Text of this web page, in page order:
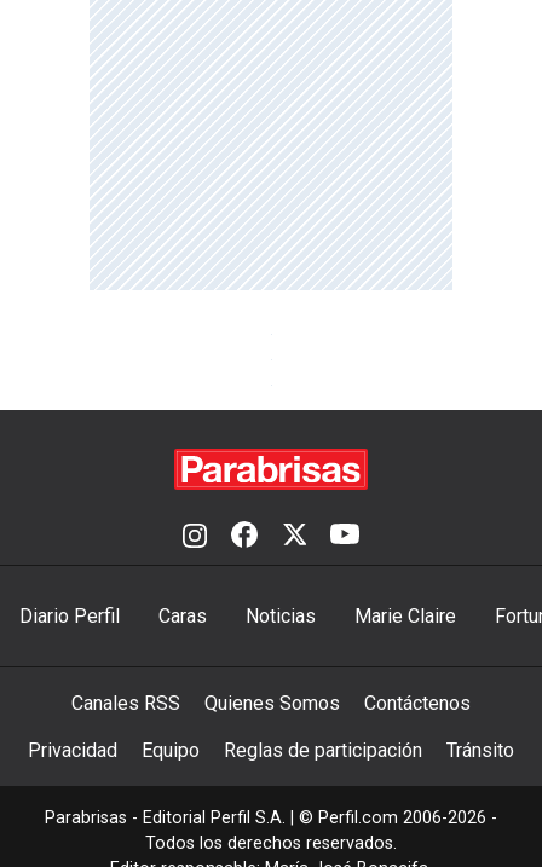
Diario Perfil Caras Noticias Marie Claire
Canales RSS Quienes Somos Contáctenos
Privacidad Equipo Reglas de participación Tránsito
Parabrisas - Editorial Perfil S.A. | © Perfil.com 2006-2026 -
Todos los derechos reservados.